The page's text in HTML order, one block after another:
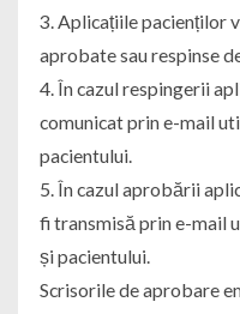
3. Aplicațiile pacienților
aprobate sau respinse
4. În cazul respingerii
comunicat prin e-mail
pacientului.
5. În cazul aprobării
fi transmisă prin e-mail
și pacientului.
Scrisorile de aprobare